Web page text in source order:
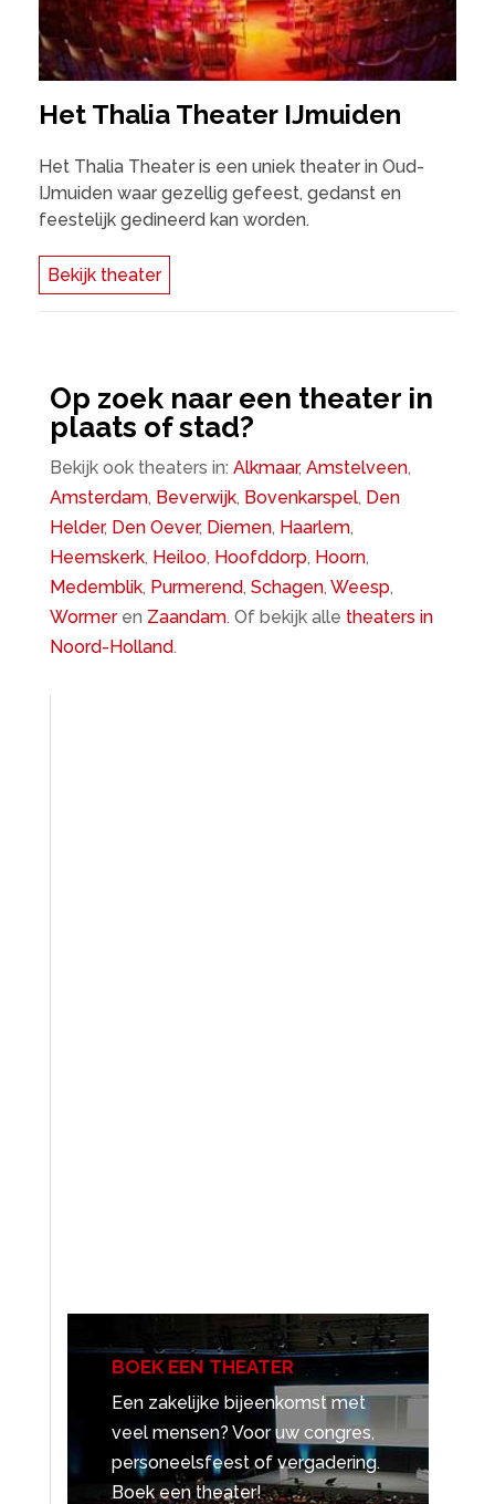
Het Thalia Theater IJmuiden
Het Thalia Theater is een uniek theater in Oud-
IJmuiden waar gezellig gefeest, gedanst en
feestelijk gedineerd kan worden.
Bekijk theater
Op zoek naar een theater in
plaats of stad?
Bekijk ook theaters in: Alkmaar, Amstelveen,
Amsterdam, Beverwijk, Bovenkarspel, Den
Helder, Den Oever, Diemen, Haarlem,
Heemskerk, Heiloo, Hoofddorp, Hoorn,
Medemblik, Purmerend, Schagen, Weesp,
Wormeren Zaandam. Of bekijk alle theaters in
Noord-Holland.
BOEK EEN THEATER
Een zakelijke bijeenkomst met
veel mensen? Voor uw congres,
personeelsfeest of vergadering.
Boek een theater!